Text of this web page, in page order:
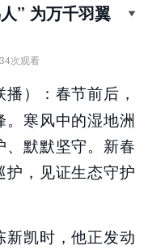
” 为万千羽翼
次观看
播）：春节前后，
寒风中的湿地洲
默默坚守。新春
，见证生态守护
凯时，他正发动